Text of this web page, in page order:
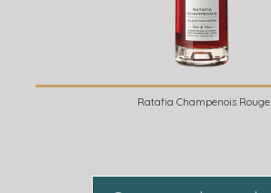
Ratafia Champenois Rouge